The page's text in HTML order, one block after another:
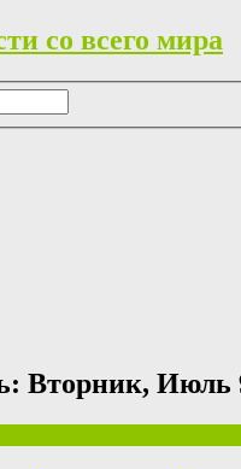
со всего мира
Вторник, Июль